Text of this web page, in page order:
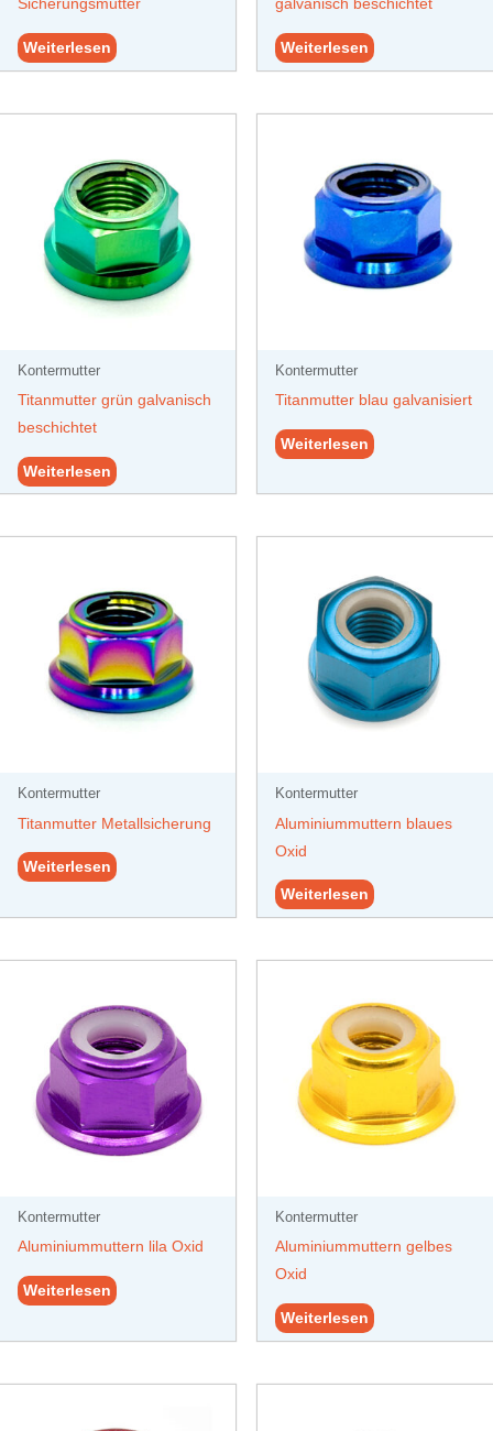
Sicherungsmutter
Weiterlesen
galvanisch beschichtet
Weiterlesen
Kontermutter
Titanmutter grün galvanisch
beschichtet
Weiterlesen
Kontermutter
Titanmutter blau galvanisiert
Weiterlesen
Kontermutter
Titanmutter Metallsicherung
Weiterlesen
Kontermutter
Aluminiummuttern blaues
Oxid
Weiterlesen
Kontermutter
Aluminiummuttern lila Oxid
Weiterlesen
Kontermutter
Aluminiummuttern gelbes
Oxid
Weiterlesen